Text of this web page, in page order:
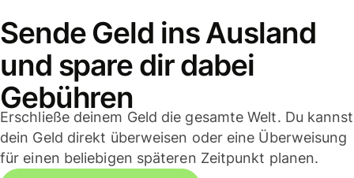
Sende Geld ins Ausland
und spare dir dabei
Gebühren
Erschließe deinem Geld die gesamte Welt. Du kannst
dein Geld direkt überweisen oder eine Überweisung
für einen beliebigen späteren Zeitpunkt planen.